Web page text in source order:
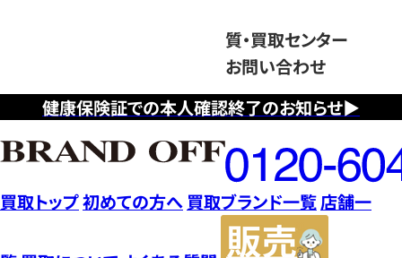
健康保険証での本人確認終了のお知らせ▶
質・買取センター
お問い合わせ
フ
リ
ー
ダ
イ
ヤ
買取トップ初めての方へ 買取ブランド一覧店舗一